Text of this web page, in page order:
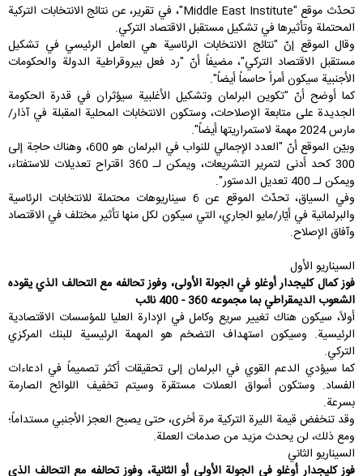
تحدّث موقع "Middle East Institute"
، في تقرير، عن نتائج الانتخابات التركية
المحتملة وتأثيرها في تشكيل مستقبل الاقتصاد التركي.
وقال الموقع إنّ "نتائج الانتخابات الرئاسية هي العامل الرئيسي في تشكيل
مستقبل الاقتصاد التركي"، مضيفاً أنّ "رد فعل بيروقراطية الدولة والحكومات
الأجنبية سيكون أمراً حاسماً أيضاً".
كما أوضح أنّ "تكوين البرلمان وتشكيل الأغلبية سيؤثران في قدرة الحكومة
الجديدة على متابعة الإصلاحات، وستكون الانتخابات المحلية المقبلة في آذار/
مارس 2024 مهمة لاستمراريتها أيضاً".
وبيّن الموقع أنّ "العدد الإجمالي للنواب في البرلمان هو 600، وهناك حاجة إلى
300 كحد أدنى لتمرير التشريعات، ويمكن لـ 360 اقتراح تعديلات للاستفتاء،
ويمكن لـ 400 تعديل الدستور".
وفي السياق، تحدّث الموقع عن 6 سيناريوهات محتملة للانتخابات الرئاسية
والبرلمانية في أيّار/مايو الجاري، التي سيكون لكل منها تأثير مختلف في الاقتصاد
وآفاق الإصلاح.
السيناريو الأول
فوز كمال كليجدار أوغلو في الجولة الأولى، وفوز تحالفه مع التحالف الذي يقوده
الشعوب الديمقراطي بما مجموعه 360 - 400 نائب
أولاً، سيكون هناك تغيير سريع وكامل في الإدارة العليا للمؤسسات الاقتصادية
الرئيسية. وسيكون استهداف التضخم هو المهمة الرئيسية للبنك المركزي
التركي.
كما سيؤدي الدعم القوي في البرلمان إلى تحقيقات أكثر تصميماً في ادعاءات
الفساد. وستكون أسواق العملات مستقرة وسيتم تخفيف اللوائح الصارمة
بسرعة.
وقد تنخفض قيمة الليرة التركية مرة أخرى، حتى يصبح العجز الأجنبي مستداماً؛
ومع ذلك، لن يحدث مزيد من صدمات العملة.
السيناريو الثاني
فوز كليجدار أوغلو في الجولة الأولى أو الثانية، وفوز تحالفه مع التحالف الذي